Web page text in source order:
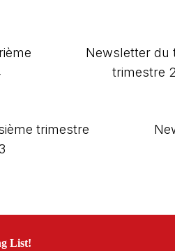
Newsletter du
trimestre
trimestre
List!